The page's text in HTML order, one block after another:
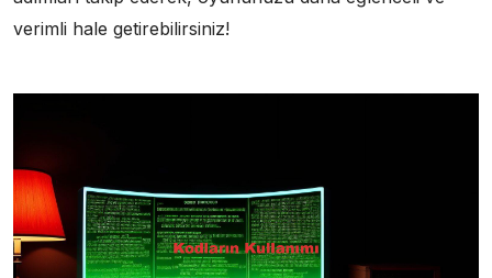
verimli hale getirebilirsiniz!